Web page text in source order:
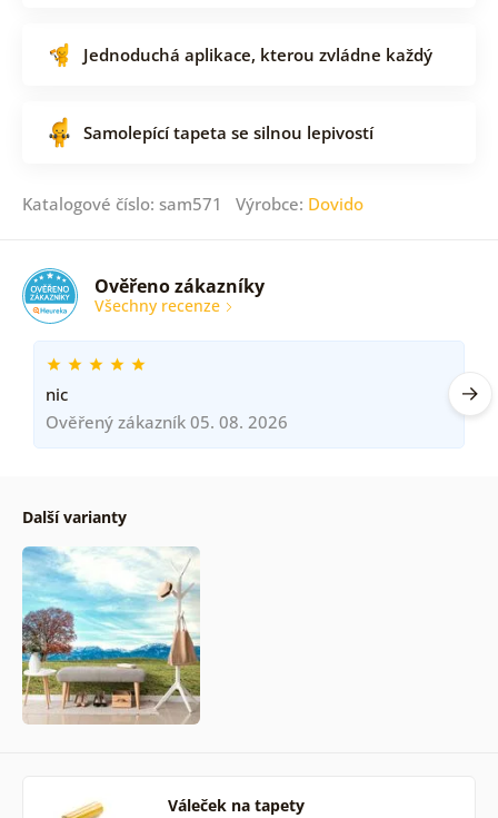
Jednoduchá aplikace, kterou zvládne každý
Samolepící tapeta se silnou lepivostí
Katalogové číslo: sam571 Výrobce: Dovido
Ověřeno zákazníky
Všechny recenze
nic
Ověřený zákazník 05. 08. 2026
Další varianty
Váleček na tapety